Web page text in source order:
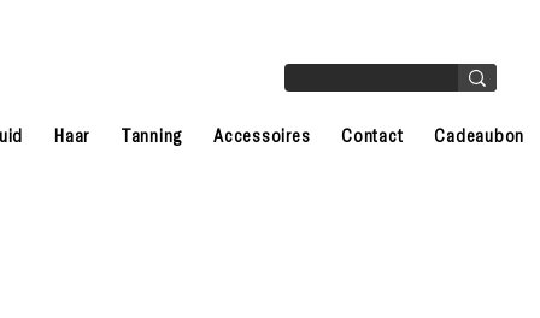
Haar Tanning Accessoires Contact Cadeaubon